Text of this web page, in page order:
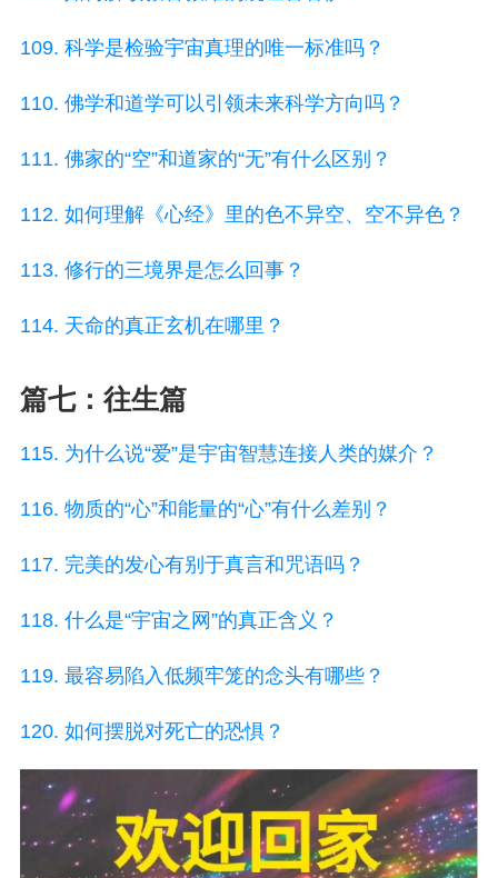
109. 科学是检验宇宙真理的唯一标准吗？
110. 佛学和道学可以引领未来科学方向吗？
111. 佛家的“空”和道家的“无”有什么区别？
112. 如何理解《心经》里的色不异空、空不异色？
113. 修行的三境界是怎么回事？
114. 天命的真正玄机在哪里？
篇七：往生篇
115. 为什么说“爱”是宇宙智慧连接人类的媒介？
116. 物质的“心”和能量的“心”有什么差别？
117. 完美的发心有别于真言和咒语吗？
118. 什么是“宇宙之网”的真正含义？
119. 最容易陷入低频牢笼的念头有哪些？
120. 如何摆脱对死亡的恐惧？